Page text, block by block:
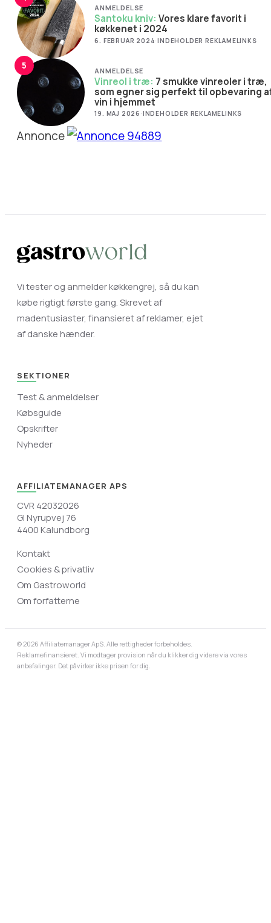
ANMELDELSE
Santoku kniv: Vores klare favorit i
køkkenet i 2024
6. FEBRUAR 2024·INDEHOLDER REKLAMELINKS
5 ANMELDELSE
Vinreol i træ:
som egner sig perfekt til opbevaring
vin i hjemmet
19. MAJ 2026 ·INDEHOLDER REKLAMELINKS
Annonce
Vi tester og anmelder køkkengrej, så du kan
købe rigtigt første gang. Skrevet af
madentusiaster, finansieret af reklamer, ejet
af danske hænder.
SEKTIONER
Test & anmeldelser
Købsguide
Opskrifter
Nyheder
AFFILIATEMANAGER APS
CVR 42032026
Gl Nyrupvej 76
4400 Kalundborg
Kontakt
Cookies & privatliv
Om Gastroworld
Om forfatterne
© 2026 Affiliatemanager ApS. Alle rettigheder forbeholdes.
Reklamefinansieret. Vi modtager provision når du klikker dig videre via vores
anbefalinger. Det påvirker ikke prisen for dig.